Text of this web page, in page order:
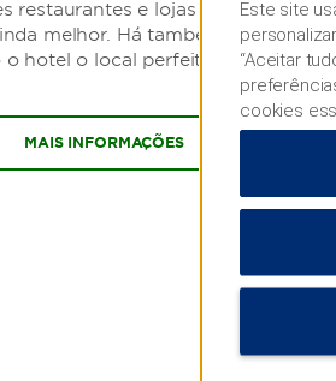
restaurantes e lojas a museus e
melhor. Há também várias
hotel o local perfeito para
MAIS INFORMAÇÕES
Este site
“Aceitar
cookies